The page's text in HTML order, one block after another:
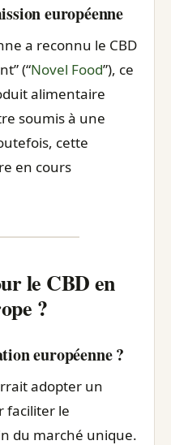
européenne
a reconnu le CBD
(“Novel Food”), ce
alimentaire
soumis à une
cette
en cours
le CBD en
?
européenne ?
adopter un
faciliter le
du marché unique.